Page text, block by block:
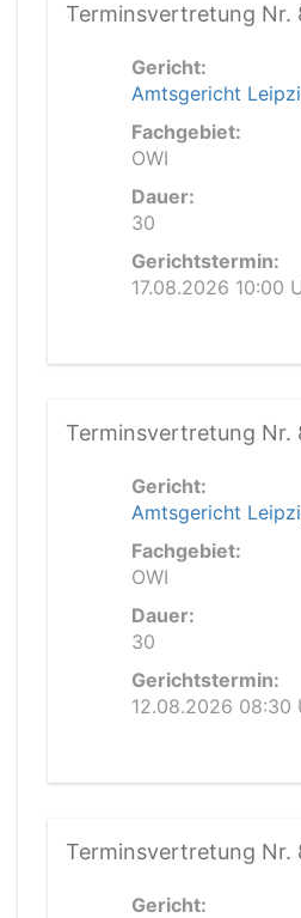
Terminsvertretung Nr.
Gericht:
Amtsgericht
Fachgebiet:
OWI
Dauer:
30
Gerichtstermin:
17.08.2026 10:00
Terminsvertretung Nr.
Gericht:
Amtsgericht
Fachgebiet:
OWI
Dauer:
30
Gerichtstermin:
12.08.2026 08:30
Terminsvertretung Nr.
Gericht: